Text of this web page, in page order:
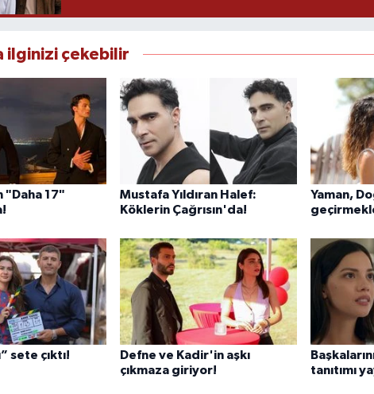
ilginizi çekebilir
"Daha 17"
Mustafa Yıldıran Halef:
Köklerin Çağrısın'da!
Yaman,
sete çıktı!
Defne ve Kadir'in aşkı
çıkmaza giriyor!
tanıtımı